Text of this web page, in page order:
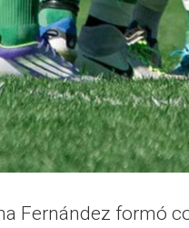
Fernández formó